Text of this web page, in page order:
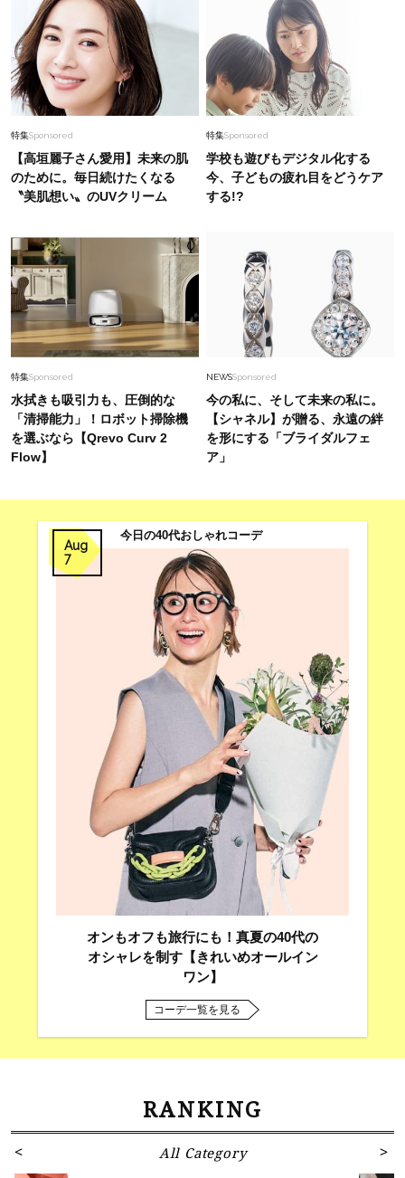
特集Sponsored
【高垣麗子さん愛用】未来の肌
のために。毎日続けたくなる
〝美肌想い〟のUVクリーム
特集Sponsored
学校も遊びもデジタル化する
今、子どもの疲れ目をどうケア
する!?
特集Sponsored
水拭きも吸引力も、圧倒的な
「清掃能力」！ロボット掃除機
を選ぶなら【Qrevo Curv 2
Flow】
NEWSSponsored
今の私に、そして未来の私に。
【シャネル】が贈る、永遠の絆
を形にする「ブライダルフェ
ア」
Aug
7
今日の40代おしゃれコーデ
オンもオフも旅行にも！真夏の40代の
オシャレを制す【きれいめオールイン
ワン】
コーデ一覧を見る
RANKING
All Category